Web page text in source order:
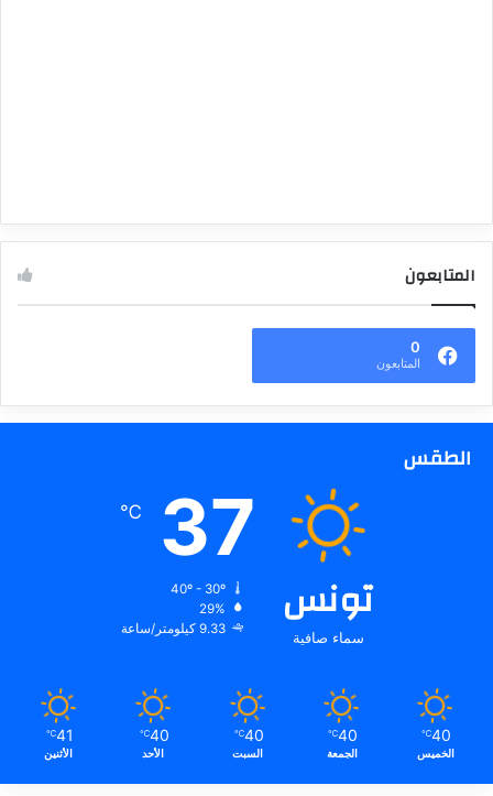
المتابعون
0
المتابعون
الطقس
تونس
سماء صافية
37
℃
29%
9.33 كيلومتر/ساعة
40
℃
الخميس
40
℃
الجمعة
40
℃
السبت
40
℃
الأحد
41
℃
الأثنين